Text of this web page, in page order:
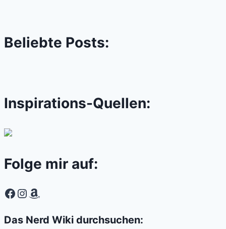
Beliebte Posts:
Inspirations-Quellen:
Folge mir auf:
Facebook
Instagram
Amazon
Das Nerd Wiki durchsuchen: